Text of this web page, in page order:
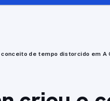
conceito de tempo distorcido em A